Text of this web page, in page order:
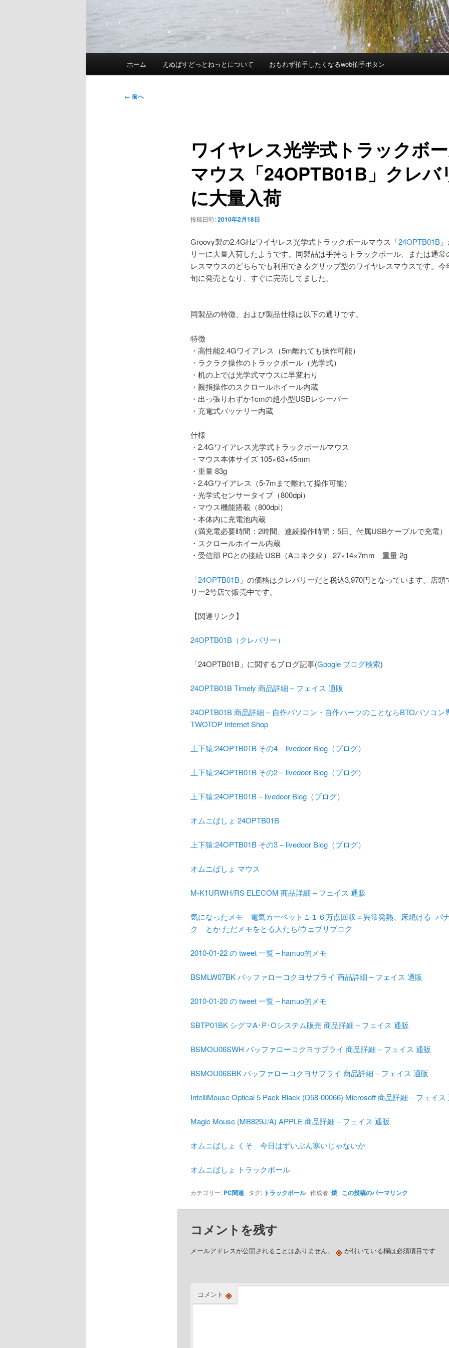
ホーム えぬぱすどっとねっとについて おもわず拍手したくなるweb拍手ボタン
投
← 前へ
ワイヤレス光学式トラックボ
マウス「24OPTB01B」クレバ
に大量入荷
投稿日時:2010年2月18日
Groovy製の2.4GHzワイヤレス光学式トラックボールマウス「24OPTB01B
リーに大量入荷したようです。同製品は手持ちトラックボール、または通常
レスマウスのどちらでも利用できるグリップ型のワイヤレスマウスです。今
旬に発売となり、すぐに完売してました。
同製品の特徴、および製品仕様は以下の通りです。
特徴
・高性能2.4Gワイアレス（5m離れても操作可能）
・ラクラク操作のトラックボール（光学式）
・机の上では光学式マウスに早変わり
・親指操作のスクロールホイール内蔵
・出っ張りわずか1cmの超小型USBレシーバー
・充電式バッテリー内蔵
仕様
・2.4Gワイアレス光学式トラックボールマウス
・マウス本体サイズ 105×63×45mm
・重量 83g
・2.4Gワイアレス（5-7mまで離れて操作可能）
・光学式センサータイプ（800dpi）
・マウス機能搭載（800dpi）
・本体内に充電池内蔵
（満充電必要時間：2時間、連続操作時間：5日、付属USBケーブルで充電）
・スクロールホイール内蔵
・受信部 PCとの接続 USB（Aコネクタ） 27×14×7mm 重量 2g
「24OPTB01B」の価格はクレバリーだと税込3,970円となっています。店頭
リー2号店で販売中です。
【関連リンク】
24OPTB01B（クレバリー）
「24OPTB01B」に関するブログ記事(Google ブログ検索)
24OPTB01B Timely 商品詳細 – フェイス 通販
24OPTB01B 商品詳細 – 自作パソコン・自作パーツのことならBTOパソコ
TWOTOP Internet Shop
上下猿:24OPTB01B その4 – livedoor Blog（ブログ）
上下猿:24OPTB01B その2 – livedoor Blog（ブログ）
上下猿:24OPTB01B – livedoor Blog（ブログ）
オムニばしょ 24OPTB01B
上下猿:24OPTB01B その3 – livedoor Blog（ブログ）
オムニばしょ マウス
M-K1URWH/RS ELECOM 商品詳細 – フェイス 通販
気になったメモ 電気カーペット１１６万点回収＝異常発熱、床焼ける−パ
ク とか ただメモをとる人たち/ウェブリブログ
2010-01-22 の tweet 一覧 – hamuo的メモ
BSMLW07BK バッファローコクヨサプライ 商品詳細 – フェイス 通販
2010-01-20 の tweet 一覧 – hamuo的メモ
SBTP01BK シグマA･P･Oシステム販売 商品詳細 – フェイス 通販
BSMOU06SWH バッファローコクヨサプライ 商品詳細 – フェイス 通販
BSMOU06SBK バッファローコクヨサプライ 商品詳細 – フェイス 通販
IntelliMouse Optical 5 Pack Black (D58-00066) Microsoft 商品詳細 – フェイス
Magic Mouse (MB829J/A) APPLE 商品詳細 – フェイス 通販
オムニばしょ くそ 今日はずいぶん寒いじゃないか
オムニばしょ トラックボール
カテゴリー: PC関連タグ: トラックボール作成者:焼 この投稿のパーマリンク
コメントを残す
メールアドレスが公開されることはありません。 ※が付いている欄は必須項目です
コメント ※